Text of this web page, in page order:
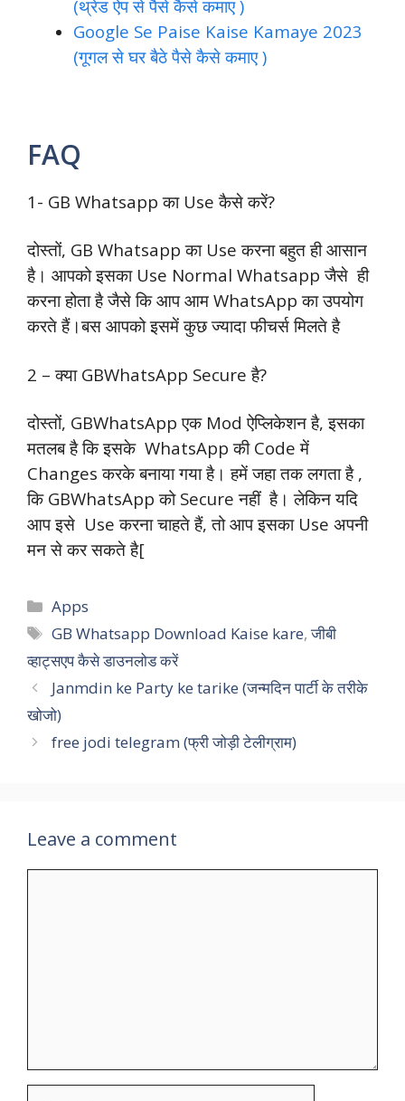
(थ्रेड ऐप से पैसे कैसे कमाए )
Google Se Paise Kaise Kamaye 2023
(गूगल से घर बैठे पैसे कैसे कमाए )
FAQ
1- GB Whatsapp का Use कैसे करें?
दोस्तों, GB Whatsapp का Use करना बहुत ही आसान
है। आपको इसका Use Normal Whatsapp जैसे ही
करना होता है जैसे कि आप आम WhatsApp का उपयोग
करते हैं।बस आपको इसमें कुछ ज्यादा फीचर्स मिलते है
2 – क्या GBWhatsApp Secure है?
दोस्तों, GBWhatsApp एक Mod ऐप्लिकेशन है, इसका
मतलब है कि इसके WhatsApp की Code में
Changes करके बनाया गया है। हमें जहा तक लगता है ,
कि GBWhatsApp को Secure नहीं है। लेकिन यदि
आप इसे Use करना चाहते हैं, तो आप इसका Use अपनी
मन से कर सकते है[
Categories
Apps
Tags
GB Whatsapp Download Kaise kare,जीबी
व्हाट्सएप कैसे डाउनलोड करें
Janmdin ke Party ke tarike (जन्मदिन पार्टी के तरीके
खोजो)
free jodi telegram (फ्री जोड़ी टेलीग्राम)
Leave a comment